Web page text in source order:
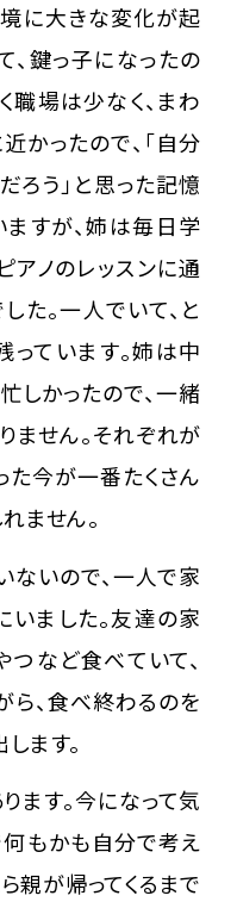
に大きな変化が起
、鍵っ子になったの
職場は少なく、まわ
かったので、「自分
ろう」と思った記憶
すが、姉は毎日学
アノのレッスンに通
た。一人でいて、と
っています。姉は中
しかったので、一緒
ません。それぞれが
た今が一番たくさん
ません。
ないので、一人で家
いました。友達の家
つなど食べていて、
ら、食べ終わるのを
ます。
ます。今になって気
何もかも自分で考え
親が帰ってくるまで